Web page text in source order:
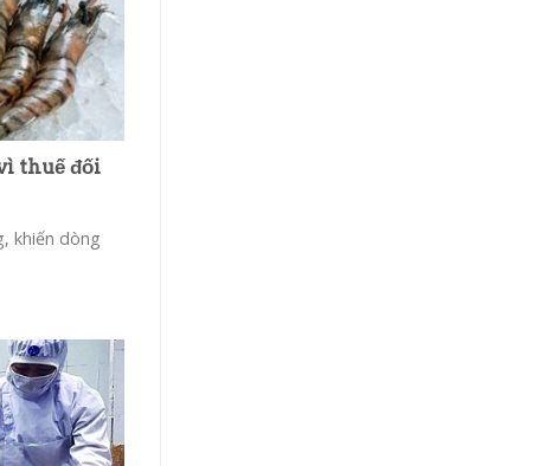
thuế đối
khiến dòng